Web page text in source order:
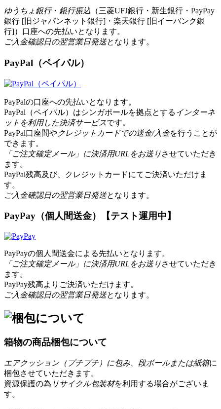
ゆうちょ銀行・ 銀行振込 （三菱UFJ銀行・新生銀行・PayPay
銀行 [旧ジャパンネット銀行]・楽天銀行 [旧イーバンク銀
行]）口座への先払いとなります。
ご入金確認日の翌営業日発送となります。
PayPal（ペイパル）
PayPalの口座への先払いとなります。
PayPal（ペイパル）はシンガポールを拠点とする インターネ
ットを利用した決済サービスです。
PayPal口座間やクレジットカードでの送金/入金を行うことが
できます。
「ご注文確定メール」に決済用URLをお送りさせていただき
ます。
PayPal残高及び、クレジットカードにてご決済いただけま
す。
ご入金確認日の翌営業日発送となります。
PayPay（個人間送金）【テスト運用中】
PayPayの個人間送金による先払いとなります。
「ご注文確定メール」に決済用URLをお送りさせていただき
ます。
PayPay残高よりご決済いただけます。
ご入金確認日の翌営業日発送となります。
箱物の商品梱包について
エアクッション（プチプチ）に包み、段ボールまたは紙箱に
梱包させていただきます。
資源保護の為 リサイクル包装材を利用する場合がございま
す。